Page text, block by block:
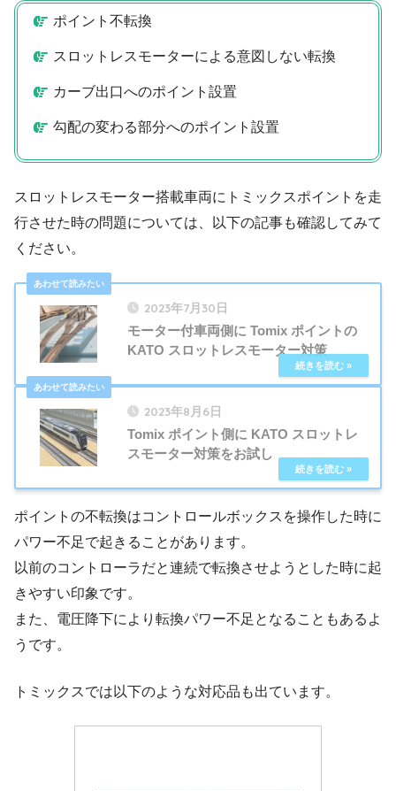
ポイント不転換
スロットレスモーターによる意図しない転換
カーブ出口へのポイント設置
勾配の変わる部分へのポイント設置
スロットレスモーター搭載車両にトミックスポイントを走
行させた時の問題については、以下の記事も確認してみて
ください。
2023年7月30日
モーター付車両側に Tomix ポイントの
KATO スロットレスモーター対策
2023年8月6日
Tomix ポイント側に KATO スロットレ
スモーター対策をお試し
ポイントの不転換はコントロールボックスを操作した時に
パワー不足で起きることがあります。
以前のコントローラだと連続で転換させようとした時に起
きやすい印象です。
また、電圧降下により転換パワー不足となることもあるよ
うです。
トミックスでは以下のような対応品も出ています。